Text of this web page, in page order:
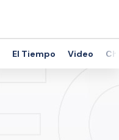
El Tiempo Video